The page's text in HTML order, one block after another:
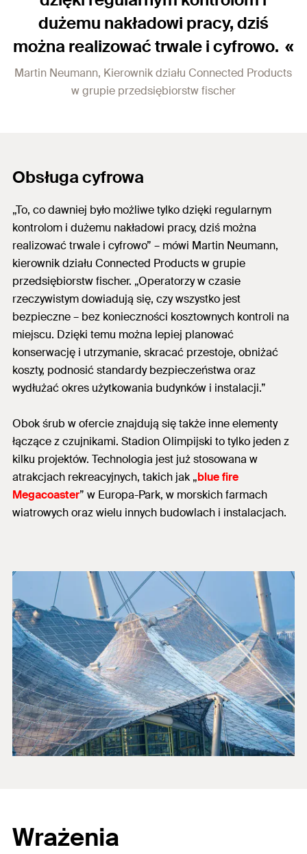
dużemu nakładowi pracy, dziś
można realizować trwale i cyfrowo.
Martin Neumann, Kierownik działu Connected Products
w grupie przedsiębiorstw fischer
Obsługa cyfrowa
„To, co dawniej było możliwe tylko dzięki regularnym
kontrolom i dużemu nakładowi pracy, dziś można
realizować trwale i cyfrowo” – mówi Martin Neumann,
kierownik działu Connected Products w grupie
przedsiębiorstw fischer. „Operatorzy w czasie
rzeczywistym dowiadują się, czy wszystko jest
bezpieczne – bez konieczności kosztownych kontroli na
miejscu. Dzięki temu można lepiej planować
konserwację i utrzymanie, skracać przestoje, obniżać
koszty, podnosić standardy bezpieczeństwa oraz
wydłużać okres użytkowania budynków i instalacji.”
Obok śrub w ofercie znajdują się także inne elementy
łączące z czujnikami. Stadion Olimpijski to tylko jeden z
kilku projektów. Technologia jest już stosowana w
atrakcjach rekreacyjnych, takich jak „blue fire
Megacoaster” w Europa-Park, w morskich farmach
wiatrowych oraz wielu innych budowlach i instalacjach.
Wrażenia